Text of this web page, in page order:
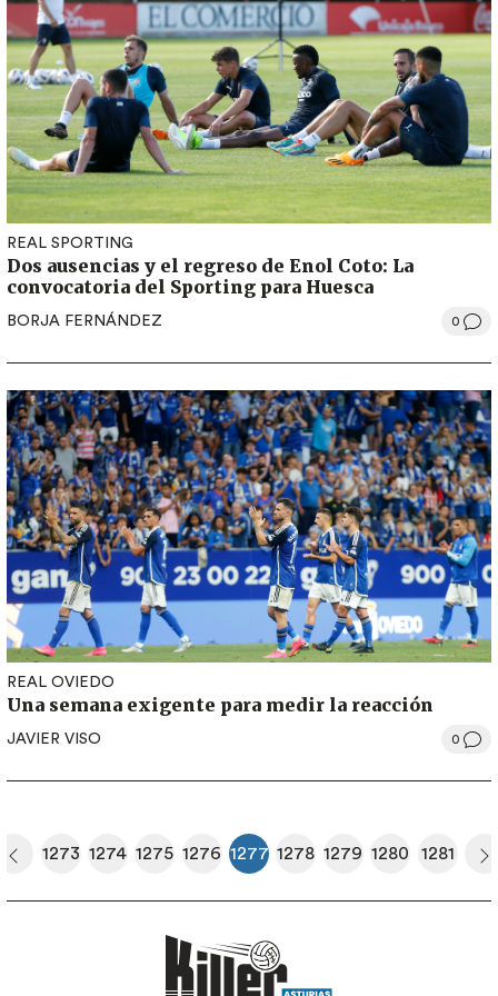
REAL SPORTING
Dos ausencias y el regreso de Enol Coto: La
convocatoria del Sporting para Huesca
BORJA FERNÁNDEZ 0
REAL OVIEDO
Una semana exigente para medir la reacción
JAVIER VISO 0
página
Página anterior
1273 1274 1275
Página
1276
Página actual
1277 1278 1279 1280
Página
1281